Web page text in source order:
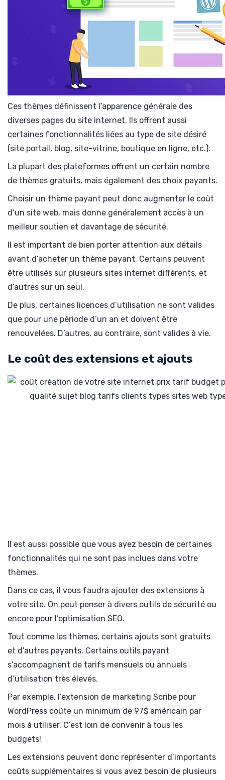
Ces thèmes définissent l’apparence générale des
diverses pages du site internet. Ils offrent aussi
certaines fonctionnalités liées au type de site désiré
(site portail, blog, site-vitrine, boutique en ligne, etc.).
La plupart des plateformes offrent un certain nombre
de thèmes gratuits, mais également des choix payants.
Choisir un thème payant peut donc augmenter le coût
d’un site web, mais donne généralement accès à un
meilleur soutien et davantage de sécurité.
Il est important de bien porter attention aux détails
avant d’acheter un thème payant. Certains peuvent
être utilisés sur plusieurs sites internet différents, et
d’autres sur un seul.
De plus, certaines licences d’utilisation ne sont valides
que pour une période d’un an et doivent être
renouvelées. D’autres, au contraire, sont valides à vie.
Le coût des extensions et ajouts
Il est aussi possible que vous ayez besoin de certaines
fonctionnalités qui ne sont pas inclues dans votre
thèmes.
Dans ce cas, il vous faudra ajouter des extensions à
votre site. On peut penser à divers outils de sécurité ou
encore pour l’optimisation SEO.
Tout comme les thèmes, certains ajouts sont gratuits
et d’autres payants. Certains outils payant
s’accompagnent de tarifs mensuels ou annuels
d’utilisation très élevés.
Par exemple, l’extension de marketing Scribe pour
WordPress coûte un minimum de 97$ américain par
mois à utiliser. C’est loin de convenir à tous les
budgets!
Les extensions peuvent donc représenter d’importants
coûts supplémentaires si vous avez besoin de plusieurs